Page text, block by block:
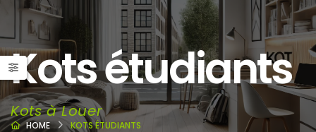
Kots étudiants
Kots à Louer
HOME KOTS ÉTUDIANTS